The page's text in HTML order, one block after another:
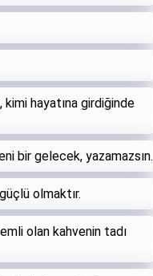
kimi hayatına girdiğinde
bir gelecek, yazamazsın.
olmaktır.
olan kahvenin tadı